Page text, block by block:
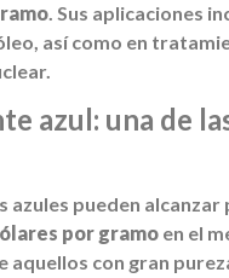
. Sus aplicaciones
así como en
azul: una de
azules pueden alcanzar
por gramo en el
aquellos con gran